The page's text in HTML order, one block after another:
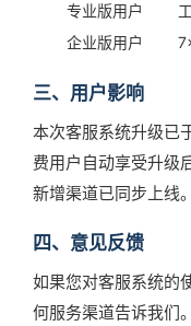
专业版用户
企业版用户
三、用户影响
本次客服系统升级已
费用户自动享受升级
新增渠道已同步上线。
四、意见反馈
如果您对客服系统的
何服务渠道告诉我们